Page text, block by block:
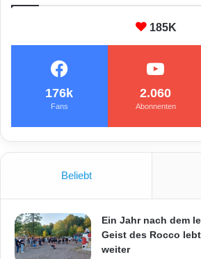
185K
176k
Fans
2.060
Abonnenten
Beliebt
Ein Jahr nach dem
Geist des Rocco
weiter